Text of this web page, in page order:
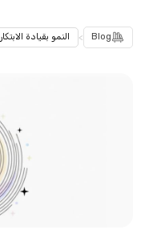
Blog
> النمو بقيادة الابتكار